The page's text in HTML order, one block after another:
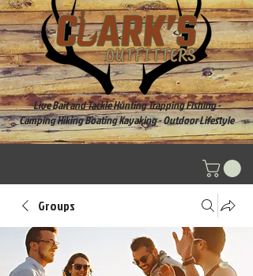
Live Bait and Tackle Hunting Trapping Fishing -
Camping Hiking Boating Kayaking - Outdoor Lifestyle
Groups